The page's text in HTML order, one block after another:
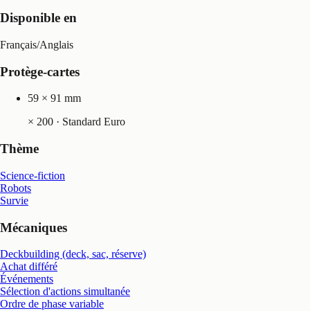
Disponible en
Français/Anglais
Protège-cartes
59 × 91 mm
× 200 · Standard Euro
Thème
Science-fiction
Robots
Survie
Mécaniques
Deckbuilding (deck, sac, réserve)
Achat différé
Événements
Sélection d'actions simultanée
Ordre de phase variable